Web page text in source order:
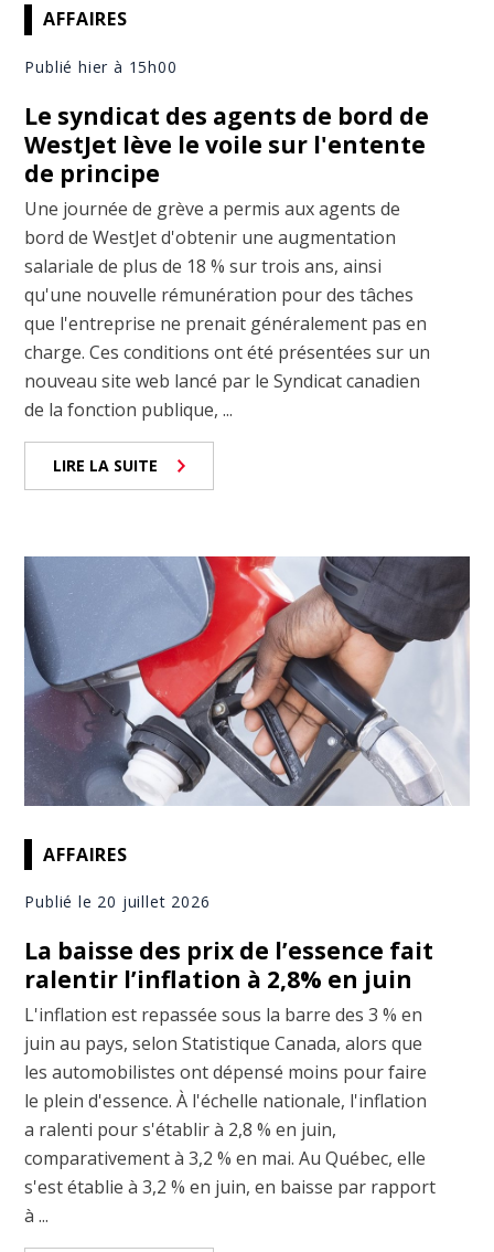
AFFAIRES
Publié hier à 15h00
Le syndicat des agents de bord de
WestJet lève le voile sur l'entente
de principe
Une journée de grève a permis aux agents de
bord de WestJet d'obtenir une augmentation
salariale de plus de 18 % sur trois ans, ainsi
qu'une nouvelle rémunération pour des tâches
que l'entreprise ne prenait généralement pas en
charge. Ces conditions ont été présentées sur un
nouveau site web lancé par le Syndicat canadien
de la fonction publique, ...
LIRE LA SUITE
AFFAIRES
Publié le 20 juillet 2026
La baisse des prix de l’essence fait
ralentir l’inflation à 2,8% en juin
L'inflation est repassée sous la barre des 3 % en
juin au pays, selon Statistique Canada, alors que
les automobilistes ont dépensé moins pour faire
le plein d'essence. À l'échelle nationale, l'inflation
a ralenti pour s'établir à 2,8 % en juin,
comparativement à 3,2 % en mai. Au Québec, elle
s'est établie à 3,2 % en juin, en baisse par rapport
à ...